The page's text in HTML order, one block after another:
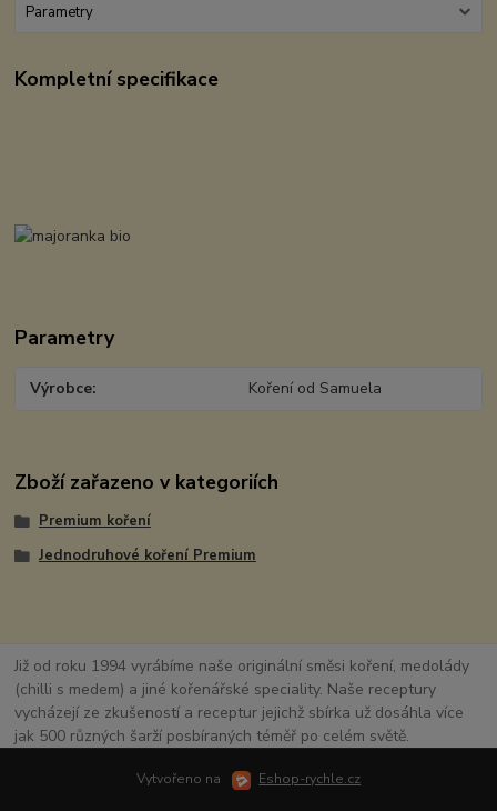
Parametry
Kompletní specifikace
Parametry
Výrobce Koření od Samuela
Zboží zařazeno v kategoriích
Premium koření
Jednodruhové koření Premium
Již od roku 1994 vyrábíme naše originální směsi koření, medolády
(chilli s medem) a jiné kořenářské speciality. Naše receptury
vycházejí ze zkušeností a receptur jejichž sbírka už dosáhla více
jak 500 různých šarží posbíraných téměř po celém světě.
Vytvořeno na Eshop-rychle.cz